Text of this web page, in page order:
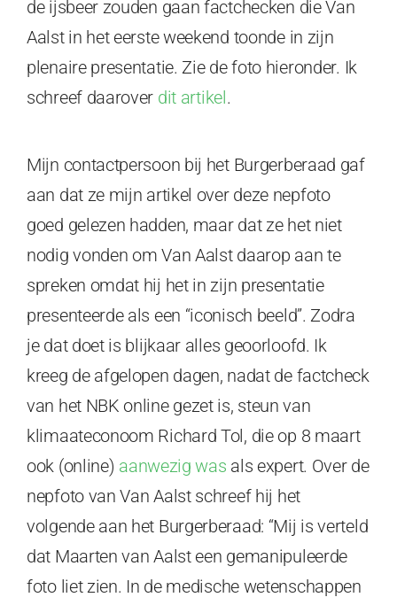
de ijsbeer zouden gaan factchecken die Van
Aalst in het eerste weekend toonde in zijn
plenaire presentatie. Zie de foto hieronder. Ik
schreef daarover dit artikel .
Mijn contactpersoon bij het Burgerberaad gaf
aan dat ze mijn artikel over deze nepfoto
goed gelezen hadden, maar dat ze het niet
nodig vonden om Van Aalst daarop aan te
spreken omdat hij het in zijn presentatie
presenteerde als een “iconisch beeld”. Zodra
je dat doet is blijkaar alles geoorloofd. Ik
kreeg de afgelopen dagen, nadat de factcheck
van het NBK online gezet is, steun van
klimaateconoom Richard Tol, die op 8 maart
ook (online) aanwezig was als expert. Over de
nepfoto van Van Aalst schreef hij het
volgende aan het Burgerberaad: “Mij is verteld
dat Maarten van Aalst een gemanipuleerde
foto liet zien. In de medische wetenschappen